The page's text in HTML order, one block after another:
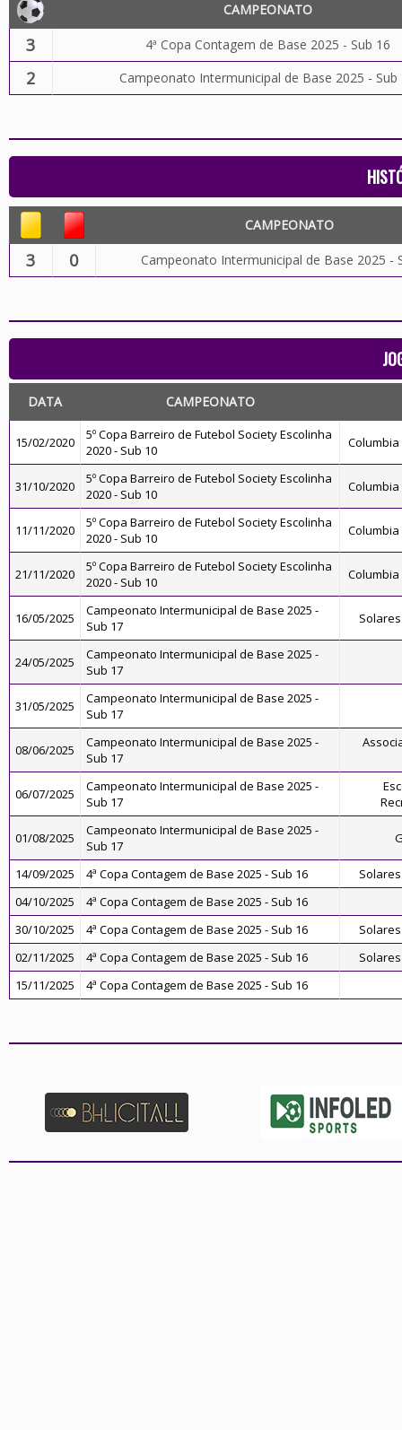
CAMPEONATO
3 4ª Copa Contagem de Base 2025 - Sub 16
2 Campeonato Intermunicipal de Base 2025 - Sub
CAMPEONATO
3 0 Campeonato Intermunicipal de Base 2025 -
DATA CAMPEONATO
15/02/2020
5º Copa Barreiro de Futebol Society Escolinha
2020 - Sub 10
31/10/2020
5º Copa Barreiro de Futebol Society Escolinha
2020 - Sub 10
11/11/2020
5º Copa Barreiro de Futebol Society Escolinha
2020 - Sub 10
21/11/2020
5º Copa Barreiro de Futebol Society Escolinha
2020 - Sub 10
16/05/2025
Campeonato Intermunicipal de Base 2025 -
Sub 17
24/05/2025
Campeonato Intermunicipal de Base 2025 -
Sub 17
31/05/2025
Campeonato Intermunicipal de Base 2025 -
Sub 17
08/06/2025
Campeonato Intermunicipal de Base 2025 -
Sub 17
06/07/2025
Campeonato Intermunicipal de Base 2025 -
Sub 17
01/08/2025
Campeonato Intermunicipal de Base 2025 -
Sub 17
14/09/2025 4ª Copa Contagem de Base 2025 - Sub 16
04/10/2025
4ª Copa Contagem de Base 2025 - Sub 16
30/10/2025
4ª Copa Contagem de Base 2025 - Sub 16
02/11/2025
4ª Copa Contagem de Base 2025 - Sub 16
15/11/2025
4ª Copa Contagem de Base 2025 - Sub 16